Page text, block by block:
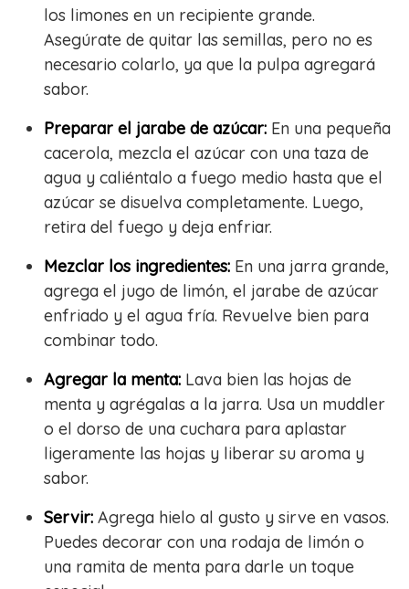
los limones en un recipiente grande.
Asegúrate de quitar las semillas, pero no es
necesario colarlo, ya que la pulpa agregará
sabor.
Preparar el jarabe de azúcar: En una pequeña
cacerola, mezcla el azúcar con una taza de
agua y caliéntalo a fuego medio hasta que el
azúcar se disuelva completamente. Luego,
retira del fuego y deja enfriar.
Mezclar los ingredientes: En una jarra grande,
agrega el jugo de limón, el jarabe de azúcar
enfriado y el agua fría. Revuelve bien para
combinar todo.
Agregar la menta: Lava bien las hojas de
menta y agrégalas a la jarra. Usa un muddler
o el dorso de una cuchara para aplastar
ligeramente las hojas y liberar su aroma y
sabor.
Servir: Agrega hielo al gusto y sirve en vasos.
Puedes decorar con una rodaja de limón o
una ramita de menta para darle un toque